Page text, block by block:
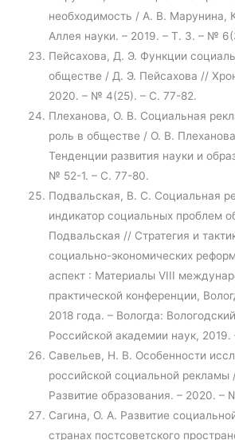
необходимость / А. В. Марунина,
Аллея науки. – 2019. – Т. 3. – №
Пейсахова, Д. Э. Функции
обществе / Д. Э. Пейсахова //
2020. – № 4(25). – С. 77-82.
Плеханова, О. В. Социальная
роль в обществе / О. В.
Тенденции развития науки и
№ 52-1. – С. 77-80.
Подвальская, В. С. Социальная
индикатор социальных проблем
Подвальская // Стратегия и
социально-экономических
аспект : Материалы VIII
практической конференции,
2018 года. – Вологда:
Российской академии наук,
Савельев, Н. В. Особенности
российской социальной
Развитие образования. – 2020. –
Сагина, О. А. Развитие
странах постсоветского